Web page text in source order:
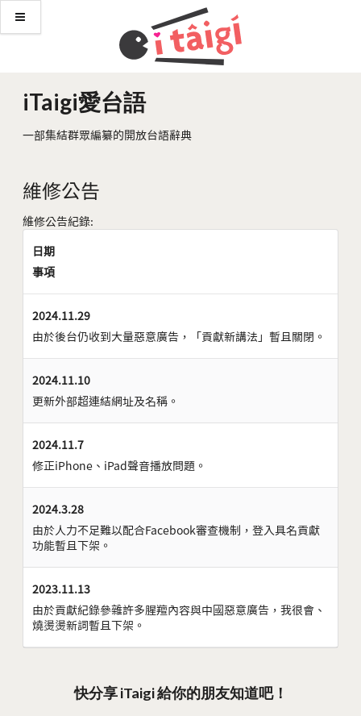
iTaigi愛台語
一部集結群眾編纂的開放台語辭典
維修公告
維修公告紀錄:
日期
事項
2024.11.29
由於後台仍收到大量惡意廣告，「貢獻新講法」暫且關閉。
2024.11.10
更新外部超連結網址及名稱。
2024.11.7
修正iPhone、iPad聲音播放問題。
2024.3.28
由於人力不足難以配合Facebook審查機制，登入具名貢獻
功能暫且下架。
2023.11.13
由於貢獻紀錄參雜許多腥羶內容與中國惡意廣告，我很會、
燒燙燙新詞暫且下架。
快分享 iTaigi 給你的朋友知道吧！